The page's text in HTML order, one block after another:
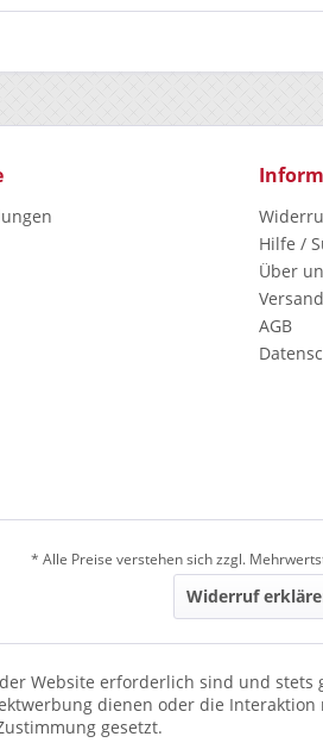
Hilfe /
Über
AGB
* Alle Preise verstehen sich zzgl.
Widerruf
Website erforderlich sind und stets
dienen oder die
gesetzt.